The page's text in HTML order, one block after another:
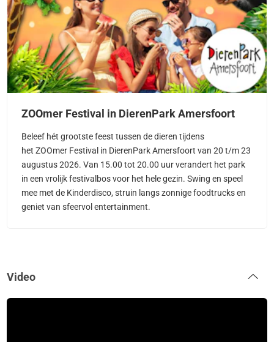
ZOOmer Festival in DierenPark Amersfoort
Beleef hét grootste feest tussen de dieren tijdens
het ZOOmer Festival in DierenPark Amersfoort van 20 t/m 23
augustus 2026. Van 15.00 tot 20.00 uur verandert het park
in een vrolijk festivalbos voor het hele gezin. Swing en speel
mee met de Kinderdisco, struin langs zonnige foodtrucks en
geniet van sfeervol entertainment.
Video